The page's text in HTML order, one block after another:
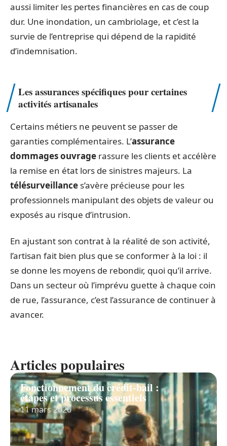
aussi limiter les pertes financières en cas de coup
dur. Une inondation, un cambriolage, et c’est la
survie de l’entreprise qui dépend de la rapidité
d’indemnisation.
Les assurances spécifiques pour certaines
activités artisanales
Certains métiers ne peuvent se passer de
garanties complémentaires. L’assurance
dommages ouvrage rassure les clients et accélère
la remise en état lors de sinistres majeurs. La
télésurveillance s’avère précieuse pour les
professionnels manipulant des objets de valeur ou
exposés au risque d’intrusion.
En ajustant son contrat à la réalité de son activité,
l’artisan fait bien plus que se conformer à la loi : il
se donne les moyens de rebondir, quoi qu’il arrive.
Dans un secteur où l’imprévu guette à chaque coin
de rue, l’assurance, c’est l’assurance de continuer à
avancer.
Articles populaires
Fonctionnement du crédit-bail :
étapes et processus essentiels
11 mars 2026